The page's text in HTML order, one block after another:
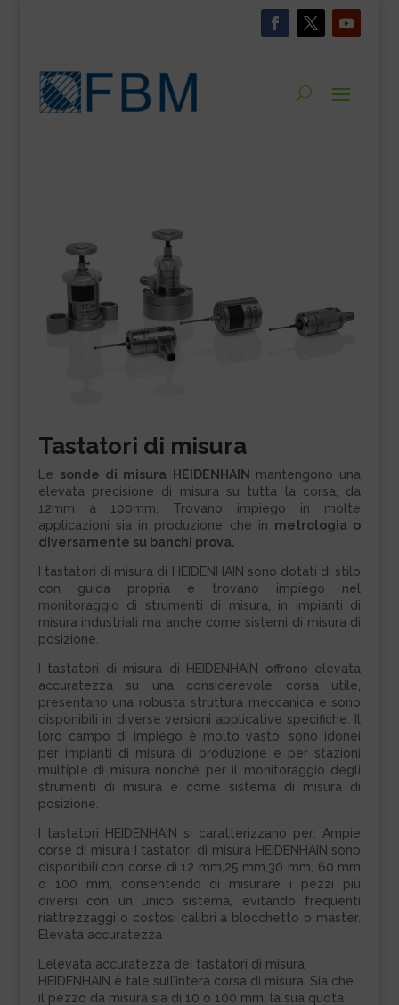
Tastatori di misura
Le sonde di misura HEIDENHAIN mantengono una
elevata precisione di misura su tutta la corsa, da
12mm a 100mm. Trovano impiego in molte
applicazioni sia in produzione che in metrologia o
diversamente su banchi prova.
I tastatori di misura di HEIDENHAIN sono dotati di stilo
con guida propria e trovano impiego nel
monitoraggio di strumenti di misura, in impianti di
misura industriali ma anche come sistemi di misura di
posizione.
I tastatori di misura di HEIDENHAIN offrono elevata
accuratezza su una considerevole corsa utile,
presentano una robusta struttura meccanica e sono
disponibili in diverse versioni applicative specifiche. Il
loro campo di impiego è molto vasto: sono idonei
per impianti di misura di produzione e per stazioni
multiple di misura nonché per il monitoraggio degli
strumenti di misura e come sistema di misura di
posizione.
I tastatori HEIDENHAIN si caratterizzano per: Ampie
corse di misura I tastatori di misura HEIDENHAIN sono
disponibili con corse di 12 mm,25 mm,30 mm, 60 mm
o 100 mm, consentendo di misurare i pezzi più
diversi con un unico sistema, evitando frequenti
riattrezzaggi o costosi calibri a blocchetto o master.
Elevata accuratezza
L’elevata accuratezza dei tastatori di misura
HEIDENHAIN è tale sull’intera corsa di misura. Sia che
il pezzo da misura sia di 10 o 100 mm, la sua quota